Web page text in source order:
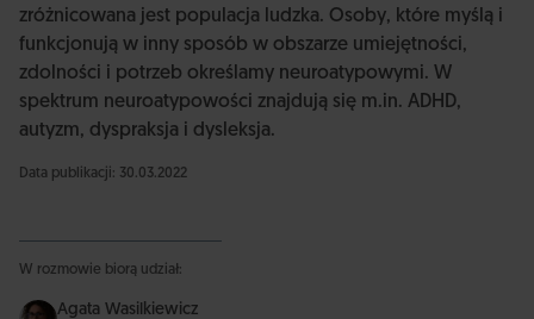
zróżnicowana jest populacja ludzka. Osoby, które myślą i
funkcjonują w inny sposób w obszarze umiejętności,
zdolności i potrzeb określamy neuroatypowymi. W
spektrum neuroatypowości znajdują się m.in. ADHD,
autyzm, dyspraksja i dysleksja.
Data publikacji: 30.03.2022
W rozmowie biorą udział:
Agata Wasilkiewicz